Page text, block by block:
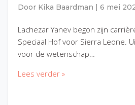
Door Kika Baardman 6 mei
Lachezar Yanev begon zijn
Speciaal Hof voor Sierra Leone.
voor de wetenschap…
Lees verder »